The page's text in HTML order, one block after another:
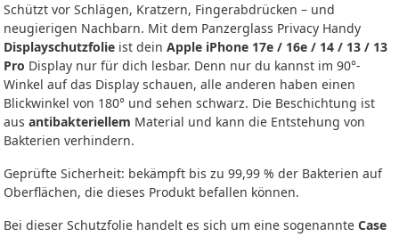
Schützt vor Schlägen, Kratzern, Fingerabdrücken – und
neugierigen Nachbarn. Mit dem Panzerglass Privacy Handy
Displayschutzfolie ist dein Apple iPhone 17e / 16e / 14 / 13 / 13
Pro Display nur für dich lesbar. Denn nur du kannst im 90°-
Winkel auf das Display schauen, alle anderen haben einen
Blickwinkel von 180° und sehen schwarz. Die Beschichtung ist
aus antibakteriellem Material und kann die Entstehung von
Bakterien verhindern.
Geprüfte Sicherheit: bekämpft bis zu 99,99 % der Bakterien auf
Oberflächen, die dieses Produkt befallen können.
Bei dieser Schutzfolie handelt es sich um eine sogenannte Case